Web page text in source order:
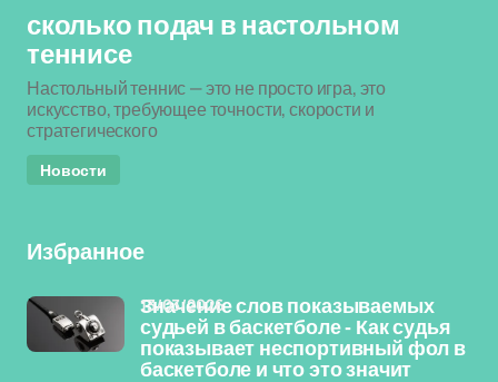
сколько подач в настольном
теннисе
Настольный теннис — это не просто игра, это
искусство, требующее точности, скорости и
стратегического
Новости
Избранное
Значение слов показываемых
судьей в баскетболе - Как судья
показывает неспортивный фол в
баскетболе и что это значит
13/03/2026